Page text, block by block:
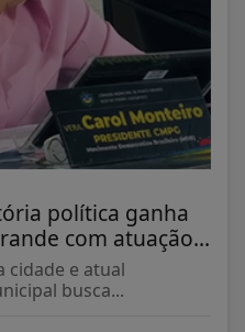
política ganha
com atuação...
cidade e atual
busca...